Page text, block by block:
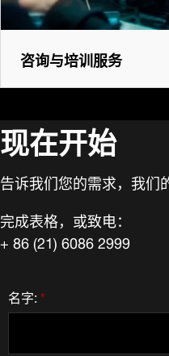
咨询与培训服务
现在开始
告诉我们您的需求，我们
完成表格，或致电：
+ 86 (21) 6086 2999
*
名字: